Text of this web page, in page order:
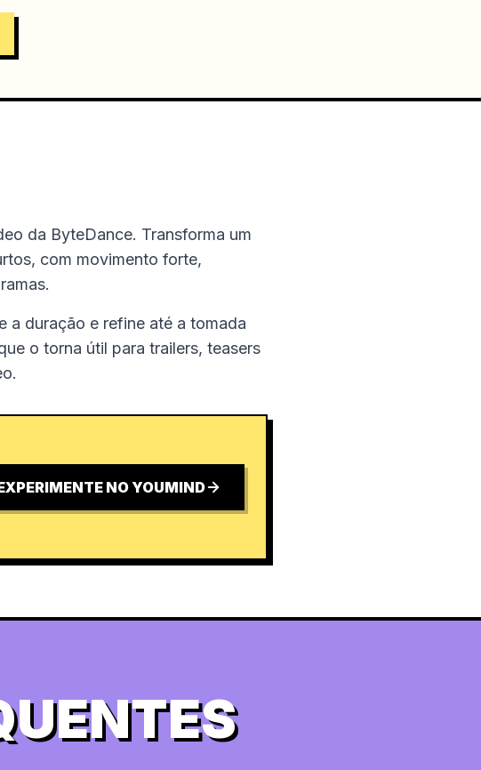
da ByteDance. Transforma um
com movimento forte,
a duração e refine até a tomada
o torna útil para trailers, teasers
NO YOUMIND